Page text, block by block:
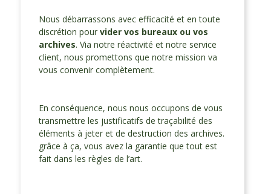
Nous débarrassons avec efficacité et en toute
discrétion pour vider vos bureaux ou vos
archives. Via notre réactivité et notre service
client, nous promettons que notre mission va
vous convenir complètement.
En conséquence, nous nous occupons de vous
transmettre les justificatifs de traçabilité des
éléments à jeter et de destruction des archives.
grâce à ça, vous avez la garantie que tout est
fait dans les règles de l’art.